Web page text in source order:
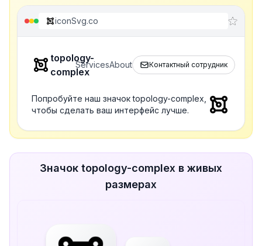
iconSvg.co
topology-
complex
ServicesAbout Контактный сотрудник
Попробуйте наш значок topology-complex,
чтобы сделать ваш интерфейс лучше.
Значок topology-complex в живых
размерах